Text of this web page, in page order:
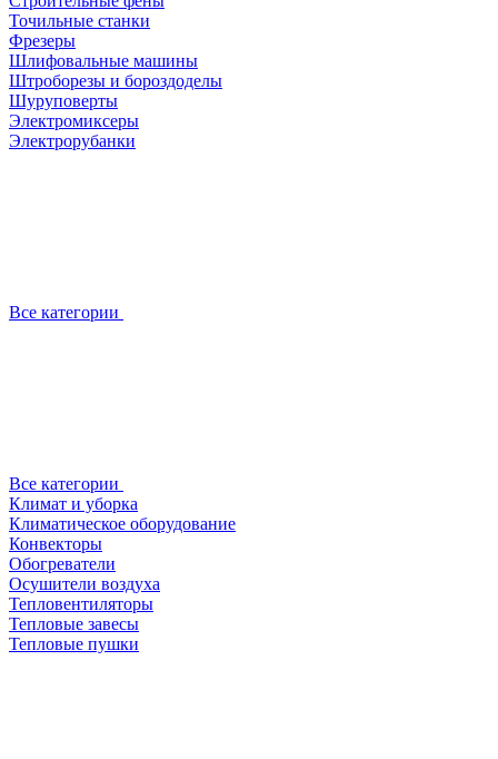
Точильные станки
Фрезеры
Шлифовальные машины
Штроборезы и бороздоделы
Шуруповерты
Электромиксеры
Электрорубанки
Все категории
Все категории
Климат и уборка
Климатическое оборудование
Конвекторы
Обогреватели
Осушители воздуха
Тепловентиляторы
Тепловые завесы
Тепловые пушки